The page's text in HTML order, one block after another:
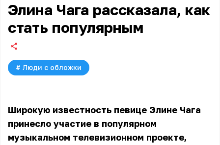
Элина Чага рассказала, как
стать популярным
# Люди с обложки
Широкую известность певице Элине Чага
принесло участие в популярном
музыкальном телевизионном проекте,